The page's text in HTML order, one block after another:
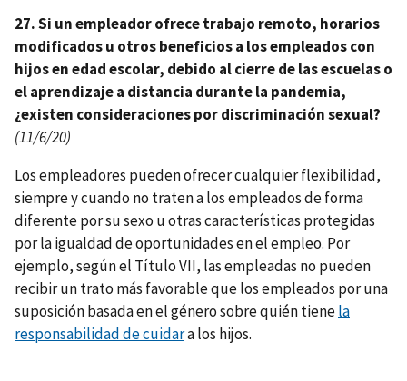
27. Si un empleador ofrece trabajo remoto, horarios
modificados u otros beneficios a los empleados con
hijos en edad escolar, debido al cierre de las escuelas o
el aprendizaje a distancia durante la pandemia,
¿existen consideraciones por discriminación sexual?
(11/6/20)
Los empleadores pueden ofrecer cualquier flexibilidad,
siempre y cuando no traten a los empleados de forma
diferente por su sexo u otras características protegidas
por la igualdad de oportunidades en el empleo. Por
ejemplo, según el Título VII, las empleadas no pueden
recibir un trato más favorable que los empleados por una
suposición basada en el género sobre quién tienela
responsabilidad de cuidara los hijos.